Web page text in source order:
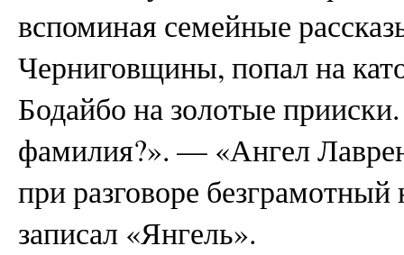
вспоминая семейные
Черниговщины, попал на
Бодайбо на золотые
фамилия?». — «Ангел
при разговоре
записал «Янгель».